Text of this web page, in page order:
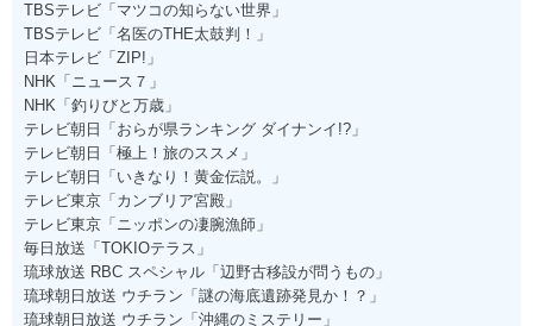
TBSテレビ「マツコの知らない世界」
TBSテレビ「名医のTHE太鼓判！」
日本テレビ「ZIP!」
NHK「ニュース７」
NHK「釣りびと万歳」
テレビ朝日「おらが県ランキング ダイナンイ!?」
テレビ朝日「極上！旅のススメ」
テレビ朝日「いきなり！黄金伝説。」
テレビ東京「カンブリア宮殿」
テレビ東京「ニッポンの凄腕漁師」
毎日放送「TOKIOテラス」
琉球放送 RBC スペシャル「辺野古移設が問うもの」
琉球朝日放送 ウチラン「謎の海底遺跡発見か！？」
琉球朝日放送 ウチラン「沖縄のミステリー」